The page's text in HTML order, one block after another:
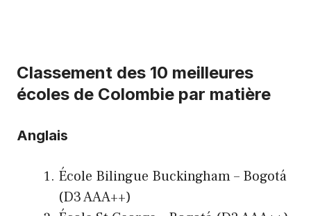
Classement des 10 meilleures
écoles de Colombie par matière
Anglais
École Bilingue Buckingham – Bogotá
(D3 AAA++)